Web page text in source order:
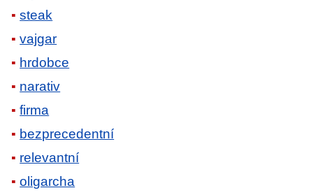
steak
vajgar
hrdobce
narativ
firma
bezprecedentní
relevantní
oligarcha